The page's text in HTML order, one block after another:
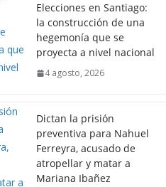
Elecciones en Santiago:
la construcción de una
hegemonía que se
proyecta a nivel nacional
4 agosto, 2026
Dictan la prisión
preventiva para Nahuel
Ferreyra, acusado de
atropellar y matar a
Mariana Ibañez